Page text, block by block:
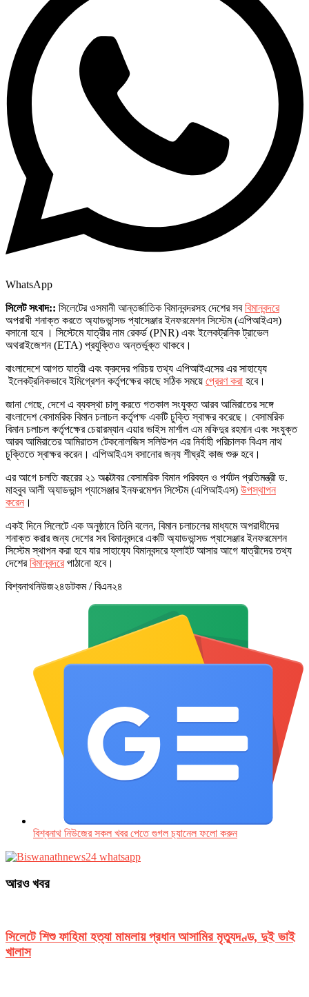
WhatsApp
সিলেট সংবাদ:: সিলেটের ওসমানী আন্তর্জাতিক বিমানবন্দরসহ দেশের সববিমানবন্দরে
অপরাধী শনাক্ত করতে অ্যাডভান্সড প্যাসেঞ্জার ইনফরমেশন সিস্টেম (এপিআইএস)
বসানো হবে । সিস্টেমে যাত্রীর নাম রেকর্ড (PNR) এবং ইলেকট্রনিক ট্রাভেল
অথরাইজেশন (ETA) প্রযুক্তিও অন্তর্ভুক্ত থাকবে।
বাংলাদেশে আগত যাত্রী এবং ক্রুদের পরিচয় তথ্য এপিআইএসের এর সাহায‌্যে
ইলেকট্রনিকভাবে ইমিগ্রেশন কর্তৃপক্ষের কাছে সঠিক সময়ে প্রেরণ করা হবে।
জানা গেছে, দেশে এ ব্যবস্থা চালু করতে গতকাল সংযুক্ত আরব আমিরাতের সঙ্গে
বাংলাদেশ বেসামরিক বিমান চলাচল কর্তৃপক্ষ একটি চুক্তি স্বাক্ষর করেছে। বেসামরিক
বিমান চলাচল কর্তৃপক্ষের চেয়ারম্যান এয়ার ভাইস মার্শাল এম মফিদুর রহমান এবং সংযুক্ত
আরব আমিরাতের আমিরাতস টেকনোলজিস সলিউশন এর নির্বাহী পরিচালক বিএস নাথ
চুক্তিতে স্বাক্ষর করেন। এপিআইএস বসানোর জন‌্য শীঘ্রই কাজ শুরু হবে।
এর আগে চলতি বছরের ২১ অক্টোবর বেসামরিক বিমান পরিবহন ও পর্যটন প্রতিমন্ত্রী ড.
মাহবুব আলী অ্যাডভান্স প্যাসেঞ্জার ইনফরমেশন সিস্টেম (এপিআইএস) উপস্থাপন
করেন ।
একই দিনে সিলেটে এক অনুষ্ঠানে তিনি বলেন, বিমান চলাচলের মাধ্যমে অপরাধীদের
শনাক্ত করার জন্য দেশের সব বিমানবন্দরে একটি অ্যাডভান্সড প্যাসেঞ্জার ইনফরমেশন
সিস্টেম স্থাপন করা হবে যার সাহায‌্যে বিমানবন্দরে ফ্লাইট আসার আগে যাত্রীদের তথ্য
দেশেরবিমানবন্দরেপাঠানো হবে।
বিশ্বনাথনিউজ২৪ডটকম / বিএন২৪
বিশ্বনাথ নিউজের সকল খবর পেতে গুগল চ‌্যানেল ফলো করুন
আরও খবর
সিলেটে শিশু ফাহিমা হত্যা মামলায় প্রধান আসামির মৃত্যুদণ্ড, দুই ভাই
খালাস